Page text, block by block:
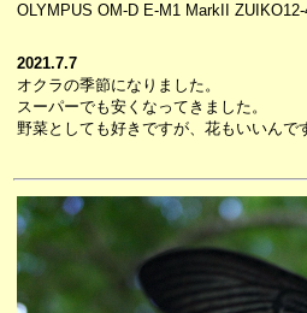
OLYMPUS OM-D E-M1 MarkII
2021.7.7
オクラの季節になりました。
スーパーでも安くなってきました。
野菜としても好きですが、花もいいんで